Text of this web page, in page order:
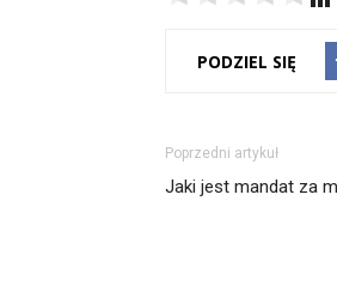
PODZIEL SIĘ
Poprzedni artykuł
Jaki jest mandat za